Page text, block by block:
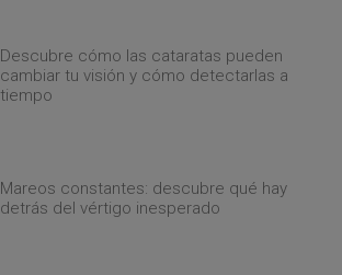
Descubre cómo las cataratas pueden
cambiar tu visión y cómo detectarlas a
tiempo
Mareos constantes: descubre qué hay
detrás del vértigo inesperado